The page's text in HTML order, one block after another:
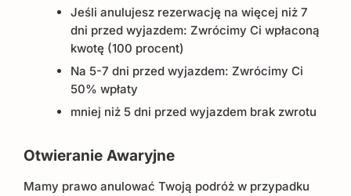
Jeśli anulujesz rezerwację na więcej niż 7
dni przed wyjazdem: Zwrócimy Ci wpłaconą
kwotę (100 procent)
Na 5-7 dni przed wyjazdem: Zwrócimy Ci
50% wpłaty
mniej niż 5 dni przed wyjazdem brak zwrotu
Otwieranie Awaryjne
Mamy prawo anulować Twoją podróż w przypadku